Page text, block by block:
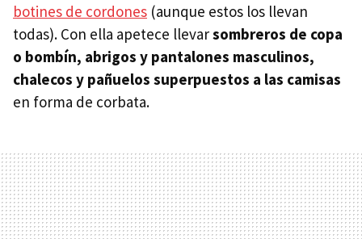
botines de cordones (aunque estos los llevan
todas). Con ella apetece llevarsombreros de copa
o bombín, abrigos y pantalones masculinos,
chalecos y pañuelos superpuestos a las camisas
en forma de corbata.